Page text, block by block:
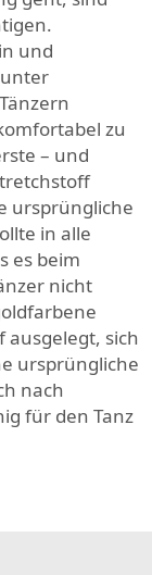
und
zu
– und
ursprüngliche
in alle
es beim
nicht
ausgelegt, sich
ursprüngliche
nach
für den Tanz